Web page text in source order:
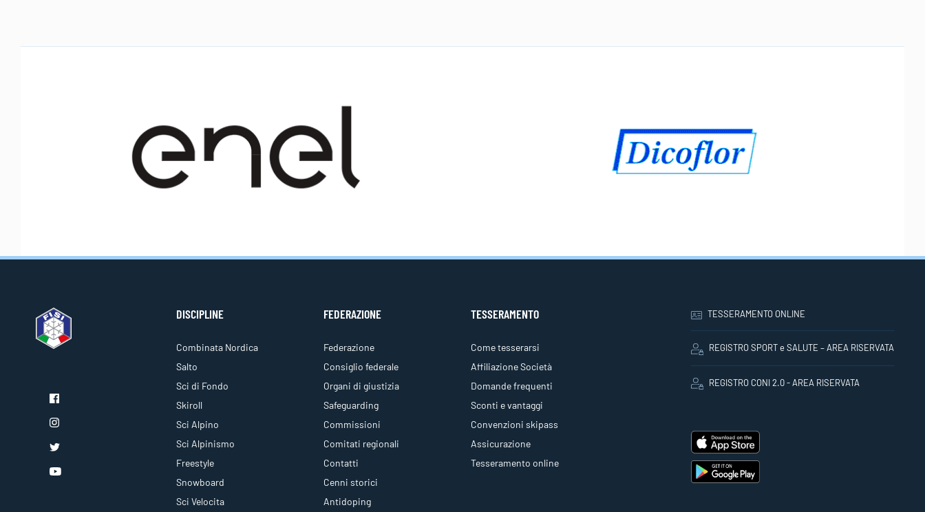
DISCIPLINE
Combinata Nordica
Salto
Sci di Fondo
Skiroll
Sci Alpino
Sci Alpinismo
Freestyle
Snowboard
Sci Velocita
FEDERAZIONE
Federazione
Consiglio federale
Organi di giustizia
Safeguarding
Commissioni
Comitati regionali
Contatti
Cenni storici
Antidoping
TESSERAMENTO
Come tesserarsi
Affiliazione Società
Domande frequenti
Sconti e vantaggi
Convenzioni skipass
Assicurazione
Tesseramento online
TESSERAMENTO ONLINE
REGISTRO SPORT e SALUTE – AREA RISERVATA
REGISTRO CONI 2.0 - AREA RISERVATA